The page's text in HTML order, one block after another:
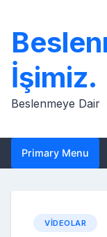
content
İşimiz.
Beslenmeye Dair
Primary Menu
VIDEOLAR